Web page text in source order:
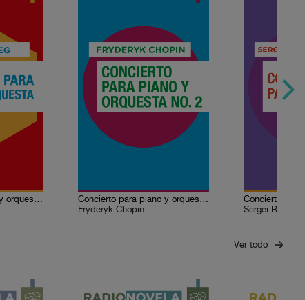
Concierto para piano y orquesta en la menor Op. 16
Concierto para piano y orquesta No. 2 en fa menor
Fryderyk Chopin
Concierto
Sergei
Ver todo